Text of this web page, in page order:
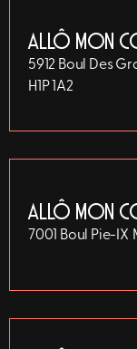
ALLÔ MON
5912 Boul Des
H1P 1A2
ALLÔ MON
7001 Boul Pie-IX